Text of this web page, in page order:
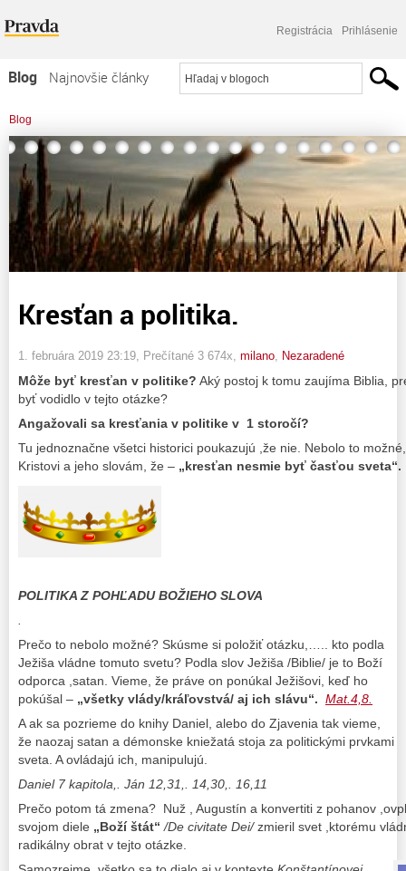
Registrácia Prihlásenie
Blog
Najnovšie články
Najčítanejšie články
Najkomentovanejšie články
Zoznam blogov
Komerčné blogy
Blog
> A všetkým národom sa najprv musí zvestovať dobrá správa. Marek 13:10.
Kresťan a politika.
Kresťan a politika.
1. februára 2019 23:19 , Prečítané 3 674x, milano Nezaradené
Môže byť kresťan v politike? Aký postoj k tomu zaujíma Biblia,
byť vodidlo v tejto otázke?
Angažovali sa kresťania v politike v 1 storočí?
Tu jednoznačne všetci historici poukazujú ,že nie. Nebolo to
Kristovi a jeho slovám, že – „kresťan nesmie byť časťou sveta“.
POLITIKA Z POHĽADU BOŽIEHO SLOVA
Prečo to nebolo možné? Skúsme si položiť otázku,….. kto podla
Ježiša vládne tomuto svetu? Podla slov Ježiša /Biblie/ je to Boží
odporca ,satan. Vieme, že práve on ponúkal Ježišovi, keď ho
pokúšal – „všetky vlády/kráľovstvá/ aj ich slávu“. Mat.4,8.
A ak sa pozrieme do knihy Daniel, alebo do Zjavenia tak vieme,
že naozaj satan a démonske kniežatá stoja za politickými prvkami
sveta. A ovládajú ich, manipulujú.
Daniel 7 kapitola,. Ján 12,31,. 14,30,. 16,11
Prečo potom tá zmena? Nuž , Augustín a konvertiti z pohanov
svojom diele „Boží štát“ /De civitate Dei/zmieril svet ,ktorému
radikálny obrat v tejto otázke.